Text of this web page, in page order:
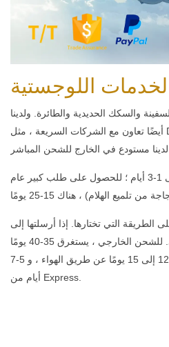
اللوجستية
والسكك الحديدية والطائرة. ولدينا
أيضًا تعاون مع الشركات السريعة ، مثل DHL و FedEx و TNT. في الوقت
لترتيب العينة ، هناك حاجة إلى 1-3 أيام ؛ للحصول على طلب كبير عام
التي تختارها. إذا أرسلتها إلى
الصين ، فستصل في اليوم التالي. للشحن الخارجي ، يستغرق 35-40 يومًا
عن طريق البحر والأرض ، من 12 إلى 15 يومًا عن طريق الهواء ، و 5-7
أيام من Express.